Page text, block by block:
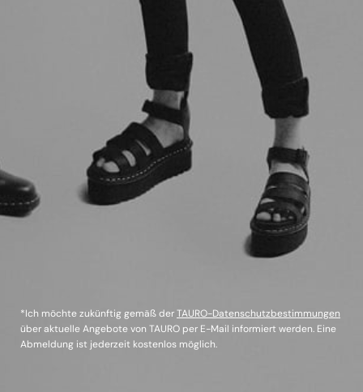
*Ich möchte zukünftig gemäß derTAURO-Datenschutzbestimmungen
über aktuelle Angebote von TAURO per E-Mail informiert werden. Eine
Abmeldung ist jederzeit kostenlos möglich.